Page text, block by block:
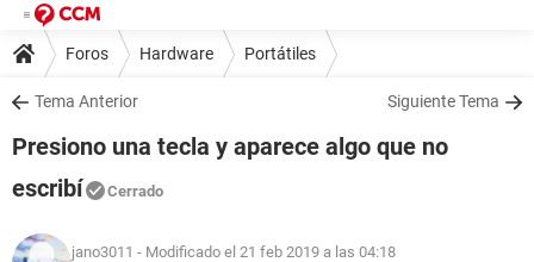
Foros Hardware Portátiles
Tema Anterior Siguiente Tema
Presiono una tecla y aparece algo que no
escribí
Cerrado
jano3011 - Modificado el 21 feb 2019 a las 04:18